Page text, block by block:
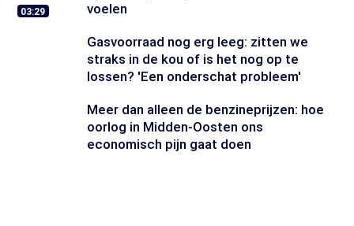
03:29
voelen
Gasvoorraad nog erg leeg: zitten we
straks in de kou of is het nog op te
lossen? 'Een onderschat probleem'
Meer dan alleen de benzineprijzen: hoe
oorlog in Midden-Oosten ons
economisch pijn gaat doen